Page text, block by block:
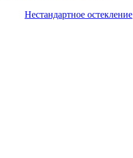
Нестандартное остекление